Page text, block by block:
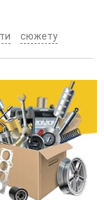
сюжету